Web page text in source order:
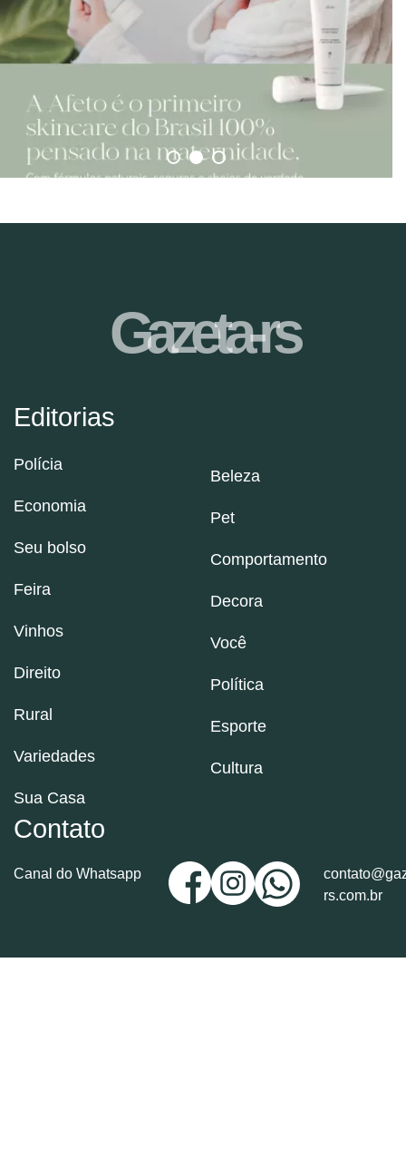
Editorias
Polícia
Economia
Seu bolso
Feira
Vinhos
Direito
Rural
Variedades
Sua Casa
Beleza
Pet
Comportamento
Decora
Você
Política
Esporte
Cultura
Contato
Canal do Whatsapp
rs.com.br
Gazeta-rs